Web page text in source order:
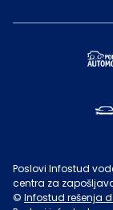
Poslovi Infostud
centra za
© Infostud rešenja